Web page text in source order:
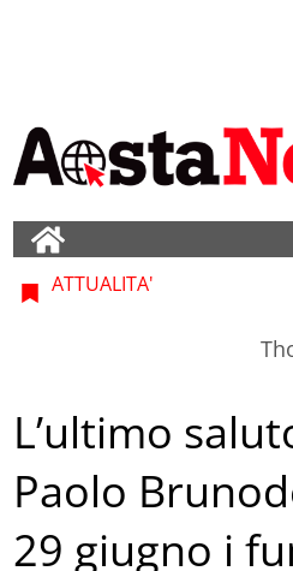
ATTUALITA'
L’ultimo
Paolo
29 giugno i